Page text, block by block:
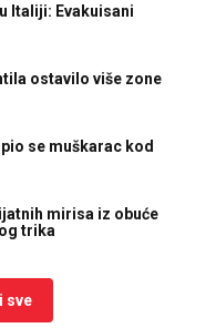
Italiji: Evakuisani
ostavilo više zone
se muškarac kod
mirisa iz obuće
trika
sve